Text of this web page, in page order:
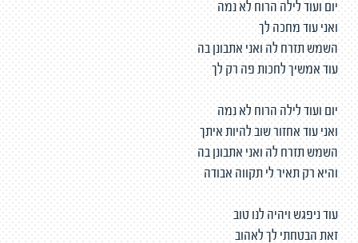
יום ועוד לילה הרוח לא נמה
ואני עוד מחכה לך
השמש תזרח לה ואני אתבונן בה
עוד אמשיך לחכות פה רק לך
יום ועוד לילה הרוח לא נמה
ואני עוד אחזור שוב להיות איתך
השמש תזרח לה ואני אתבונן בה
והיא רק תאיר לי תקווה אבודה
עוד ניפגש ויהיה לנו טוב
זאת הבטחתי לך לאהוב